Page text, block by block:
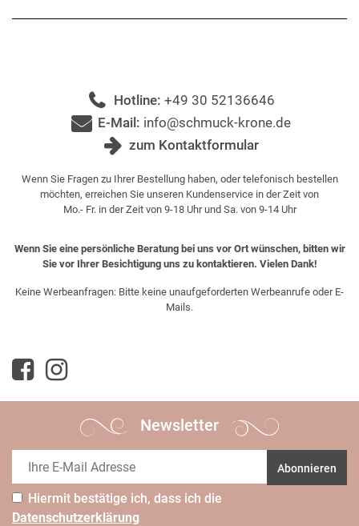
Hotline: +49 30 52136646
E-Mail: info@schmuck-krone.de
zum Kontaktformular
Wenn Sie Fragen zu Ihrer Bestellung haben, oder telefonisch bestellen
möchten, erreichen Sie unseren Kundenservice in der Zeit von
Mo.- Fr. in der Zeit von 9-18 Uhr und Sa. von 9-14 Uhr
Wenn Sie eine persönliche Beratung bei uns vor Ort wünschen, bitten wir
Sie vor Ihrer Besichtigung uns zu kontaktieren. Vielen Dank!
Keine Werbeanfragen: Bitte keine unaufgeforderten Werbeanrufe oder E-
Mails.
Newsletter
Abonnieren
Hiermit bestätige ich, dass ich die
Daten­schutz­erklärung